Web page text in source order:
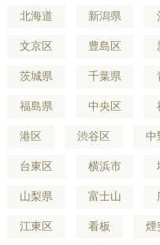
北海道 新潟県
文京区 豊島区
茨城県 千葉県
福島県 中央区
港区 渋谷区 中
台東区 横浜市
山梨県 富士山
江東区 看板 煙